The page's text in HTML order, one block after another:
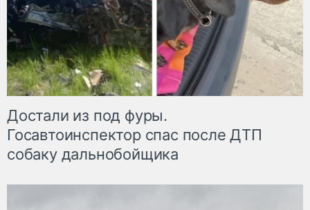
Достали из под фуры.
Госавтоинспектор спас после ДТП
собаку дальнобойщика